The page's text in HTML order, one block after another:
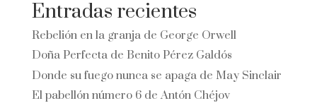
Entradas recientes
Rebelión en la granja de George Orwell
Doña Perfecta de Benito Pérez Galdós
Donde su fuego nunca se apaga de May Sinclair
El pabellón número 6 de Antón Chéjov